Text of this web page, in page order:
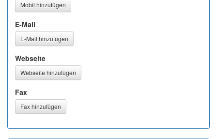
Mobil hinzufügen
E-Mail
E-Mail hinzufügen
Webseite
Webseite hinzufügen
Fax
Fax hinzufügen